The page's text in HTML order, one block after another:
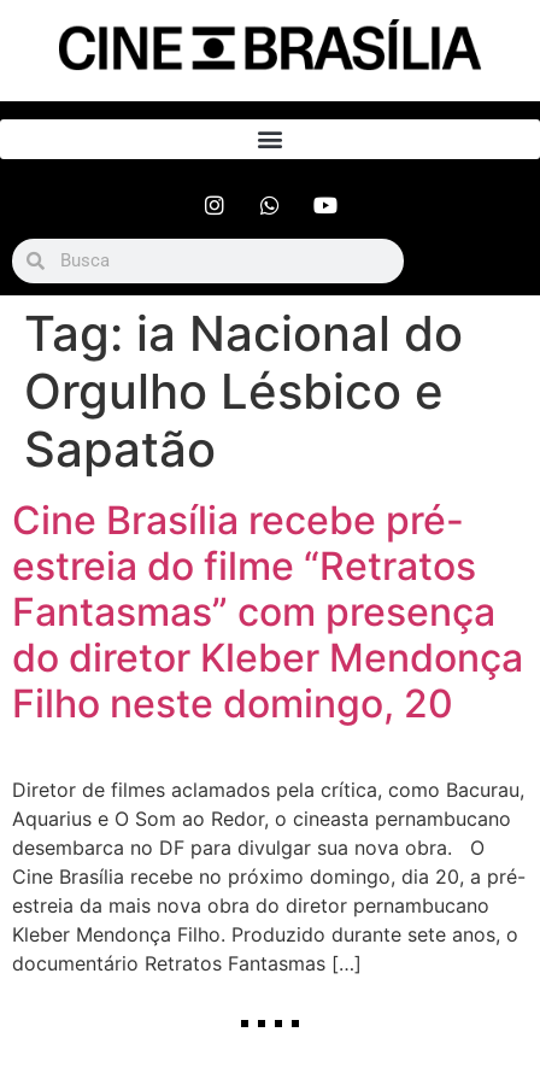
Tag: ia Nacional do
Orgulho Lésbico e
Sapatão
Cine Brasília recebe pré-
estreia do filme “Retratos
Fantasmas” com presença
do diretor Kleber Mendonça
Filho neste domingo, 20
Diretor de filmes aclamados pela crítica, como Bacurau,
Aquarius e O Som ao Redor, o cineasta pernambucano
desembarca no DF para divulgar sua nova obra. O
Cine Brasília recebe no próximo domingo, dia 20, a pré-
estreia da mais nova obra do diretor pernambucano
Kleber Mendonça Filho. Produzido durante sete anos, o
documentário Retratos Fantasmas […]